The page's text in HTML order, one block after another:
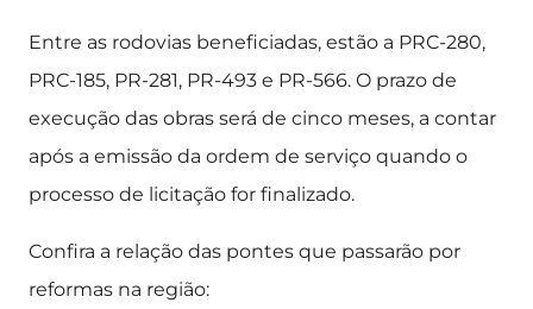
Entre as rodovias beneficiadas, estão a PRC-280,
PRC-185, PR-281, PR-493 e PR-566. O prazo de
execução das obras será de cinco meses, a contar
após a emissão da ordem de serviço quando o
processo de licitação for finalizado.
Confira a relação das pontes que passarão por
reformas na região: